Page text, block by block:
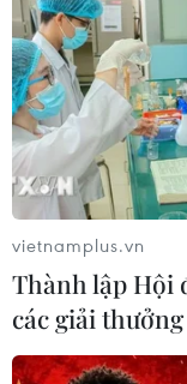
Sở hữu căn
suất 0% của
Khách hàng có
VinHomes
Vinpearl Condotel
định tới 24 tháng tại
vietnamplus.vn
Thành lập Hội
các giải